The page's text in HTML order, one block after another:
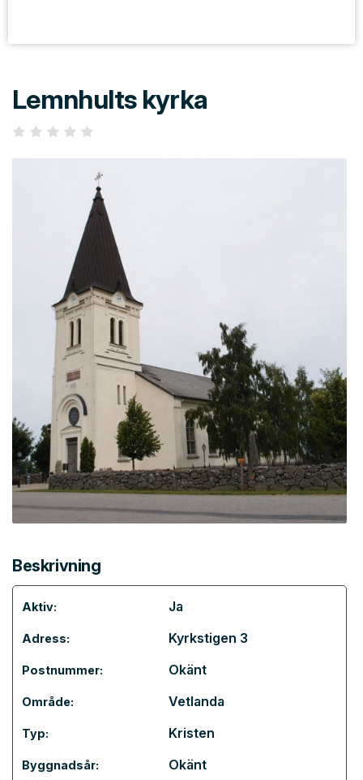
Lemnhults kyrka
Beskrivning
Aktiv: Ja
Adress: Kyrkstigen 3
Postnummer: Okänt
Område: Vetlanda
Typ: Kristen
Byggnadsår: Okänt